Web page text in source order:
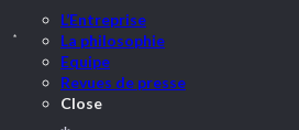
L’Entreprise
La philosophie
Equipe
Revues de presse
Close